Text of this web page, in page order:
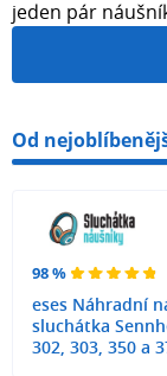
jeden pár
Od
98 %
eses Náhradní
sluchátka
302, 303, 350 a